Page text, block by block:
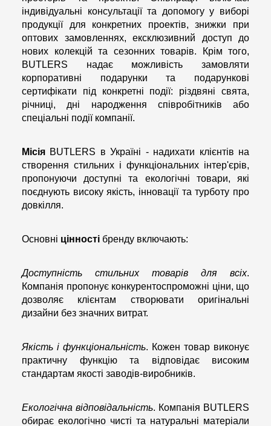
індивідуальні консультації та допомогу у виборі
продукції для конкретних проектів, знижки при
оптових замовленнях, ексклюзивний доступ до
нових колекцій та сезонних товарів. Крім того,
BUTLERS надає можливість замовляти
корпоративні подарунки та подарункові
сертифікати під конкретні події: різдвяні свята,
річниці, дні народження співробітників або
спеціальні події компанії.
Місія BUTLERS в Україні - надихати клієнтів на
створення стильних і функціональних інтер'єрів,
пропонуючи доступні та екологічні товари, які
поєднують високу якість, інновації та турботу про
довкілля.
Основні цінності бренду включають:
Доступність стильних товарів для всіх.
Компанія пропонує конкурентоспроможні ціни, що
дозволяє клієнтам створювати оригінальні
дизайни без значних витрат.
Якість і функціональність. Кожен товар виконує
практичну функцію та відповідає високим
стандартам якості заводів-виробників.
Екологічна відповідальність. Компанія BUTLERS
обирає екологічно чисті та натуральні матеріали